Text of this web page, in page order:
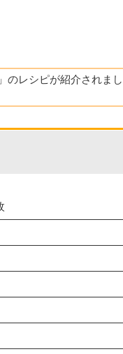
」のレシピが紹介されまし